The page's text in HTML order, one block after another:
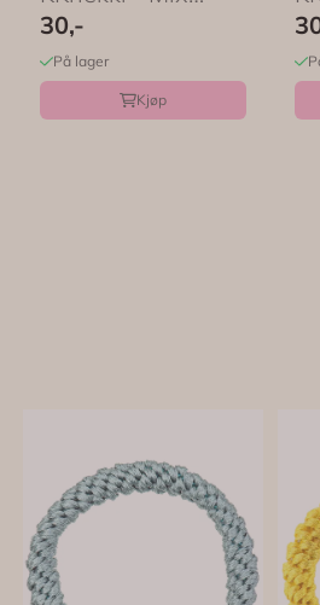
Light Gold - Bon
Dep
30,-
På lager
Kjøp